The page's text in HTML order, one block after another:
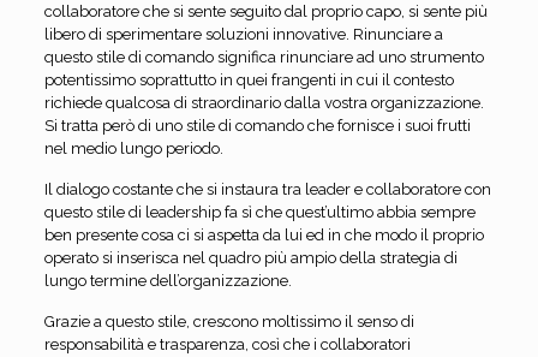
collaboratore che si sente seguito dal proprio capo, si sente più
libero di sperimentare soluzioni innovative. Rinunciare a
questo stile di comando significa rinunciare ad uno strumento
potentissimo soprattutto in quei frangenti in cui il contesto
richiede qualcosa di straordinario dalla vostra organizzazione.
Si tratta però di uno stile di comando che fornisce i suoi frutti
nel medio lungo periodo.
Il dialogo costante che si instaura tra leader e collaboratore con
questo stile di leadership fa sì che quest’ultimo abbia sempre
ben presente cosa ci si aspetta da lui ed in che modo il proprio
operato si inserisca nel quadro più ampio della strategia di
lungo termine dell’organizzazione.
Grazie a questo stile, crescono moltissimo il senso di
responsabilità e trasparenza, così che i collaboratori